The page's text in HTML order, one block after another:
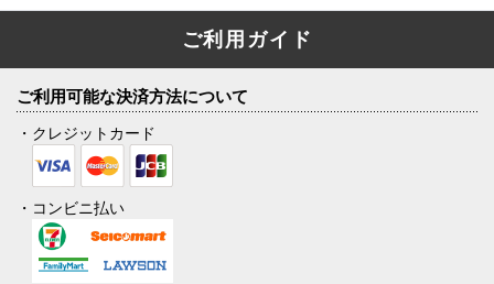
ご利用ガイド
ご利用可能な決済方法について
・クレジットカード
・コンビニ払い